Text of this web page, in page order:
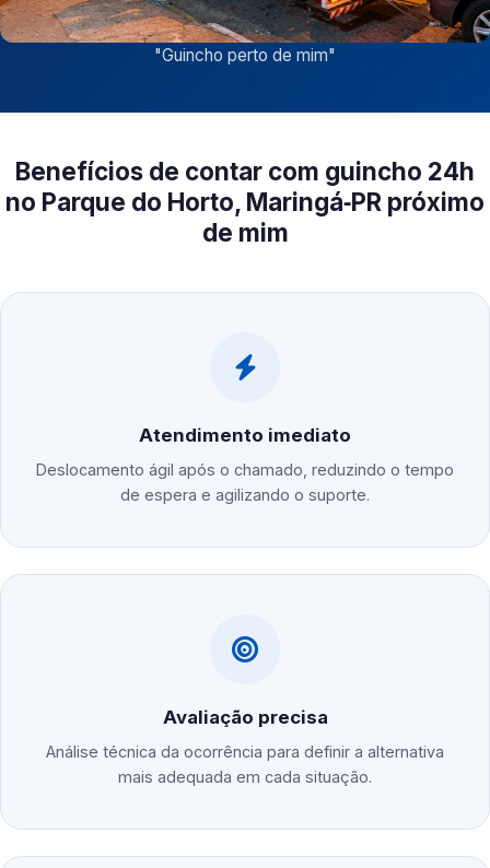
"Guincho perto de mim"
Benefícios de contar com guincho 24h
no Parque do Horto, Maringá‑PR próximo
de mim
Atendimento imediato
Deslocamento ágil após o chamado, reduzindo o tempo
de espera e agilizando o suporte.
Avaliação precisa
Análise técnica da ocorrência para definir a alternativa
mais adequada em cada situação.